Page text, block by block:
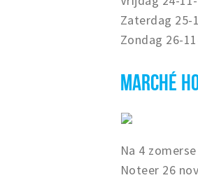
Zaterdag 25-
Zondag 26-
MARCHÉ
Na 4
Noteer 26